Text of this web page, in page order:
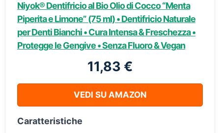
Niyok® Dentifricio al Bio Olio di Cocco “Menta
Piperita e Limone” (75 ml) • Dentifricio Naturale
per Denti Bianchi • Cura Intensa & Freschezza •
Protegge le Gengive • Senza Fluoro & Vegan
11,83 €
VEDI SU AMAZON
Caratteristiche